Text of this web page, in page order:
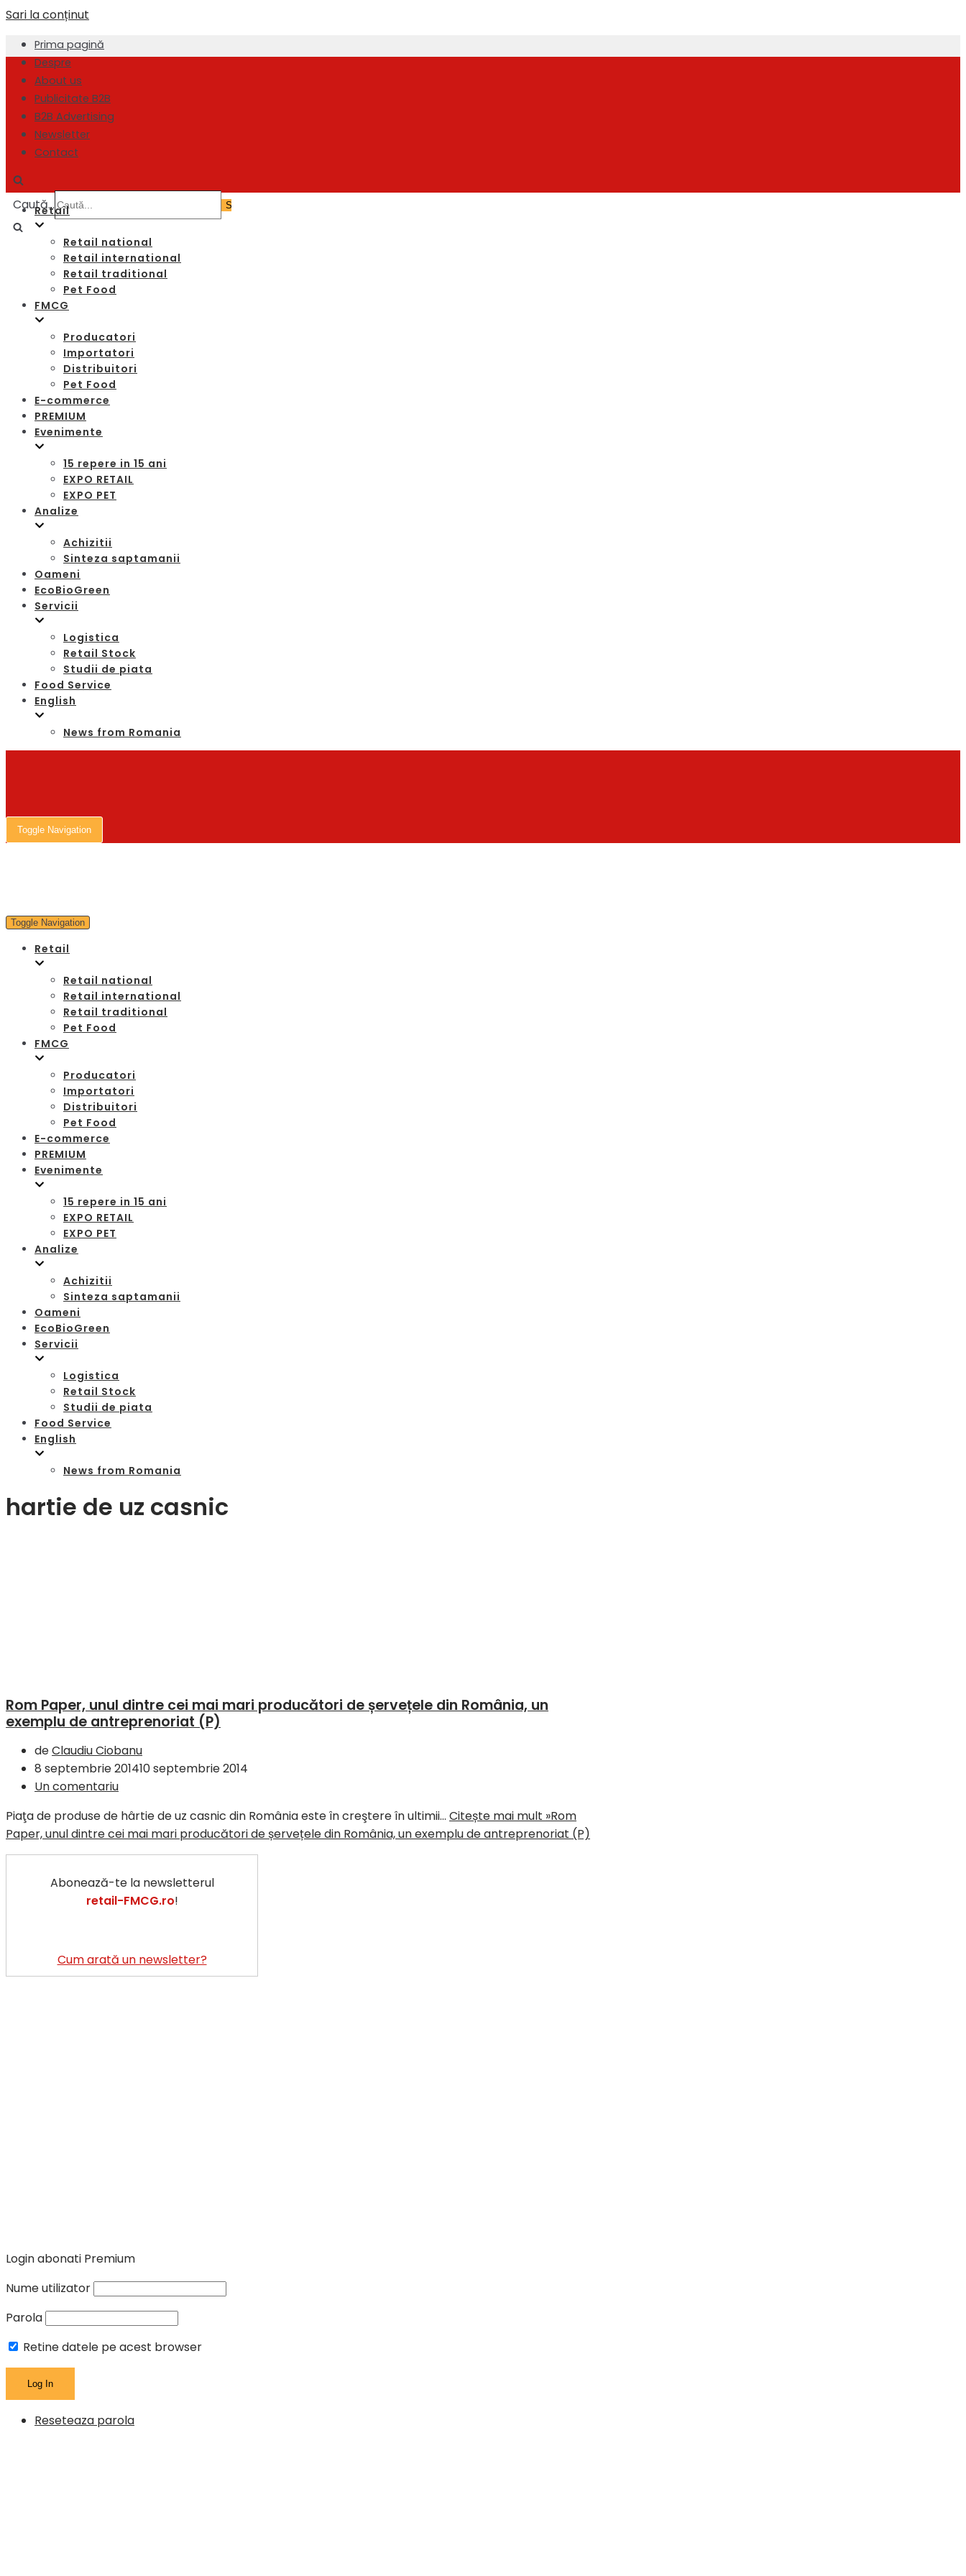
Sari la conținut
Prima pagină
Despre
About us
Publicitate B2B
B2B Advertising
Newsletter
Contact
Caută...
Retail
Retail national
Retail international
Retail traditional
Pet Food
FMCG
Producatori
Importatori
Distribuitori
Pet Food
E-commerce
PREMIUM
Evenimente
15 repere in 15 ani
EXPO RETAIL
EXPO PET
Analize
Achizitii
Sinteza saptamanii
Oameni
EcoBioGreen
Servicii
Logistica
Retail Stock
Studii de piata
Food Service
English
News from Romania
Toggle Navigation
Toggle Navigation
Retail
Retail national
Retail international
Retail traditional
Pet Food
FMCG
Producatori
Importatori
Distribuitori
Pet Food
E-commerce
PREMIUM
Evenimente
15 repere in 15 ani
EXPO RETAIL
EXPO PET
Analize
Achizitii
Sinteza saptamanii
Oameni
EcoBioGreen
Servicii
Logistica
Retail Stock
Studii de piata
Food Service
English
News from Romania
hartie de uz casnic
Rom Paper, unul dintre cei mai mari producători de șervețele din România, un
exemplu de antreprenoriat (P)
deClaudiu Ciobanu
8 septembrie 201410 septembrie 2014
Un comentariu
Piaţa de produse de hârtie de uz casnic din România este în creştere în ultimii… Citește mai mult »Rom
Paper, unul dintre cei mai mari producători de șervețele din România, un exemplu de antreprenoriat (P)
Abonează-te la newsletterul
retail-FMCG.ro!
Cum arată un newsletter?
Login abonati Premium
Nume utilizator
Parola
Retine datele pe acest browser
Reseteaza parola